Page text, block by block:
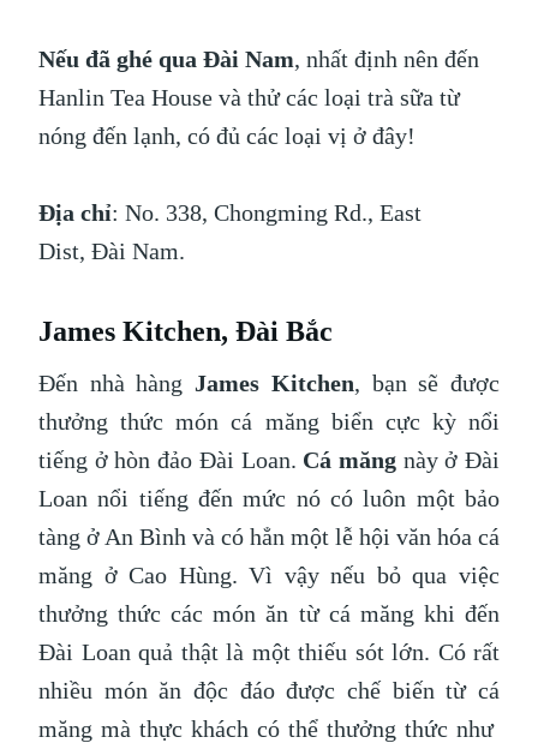
Nếu đã ghé qua Đài Nam, nhất định nên đến
Hanlin Tea House và thử các loại trà sữa từ
nóng đến lạnh, có đủ các loại vị ở đây!
Địa chỉ: No. 338, Chongming Rd., East
Dist, Đài Nam.
James Kitchen, Đài Bắc
Đến nhà hàng James Kitchen, bạn sẽ được
thưởng thức món cá măng biển cực kỳ nổi
tiếng ở hòn đảo Đài Loan. Cá măngnày ở Đài
Loan nổi tiếng đến mức nó có luôn một bảo
tàng ở An Bình và có hẳn một lễ hội văn hóa cá
măng ở Cao Hùng. Vì vậy nếu bỏ qua việc
thưởng thức các món ăn từ cá măng khi đến
Đài Loan quả thật là một thiếu sót lớn. Có rất
nhiều món ăn độc đáo được chế biến từ cá
măng mà thực khách có thể thưởng thức như